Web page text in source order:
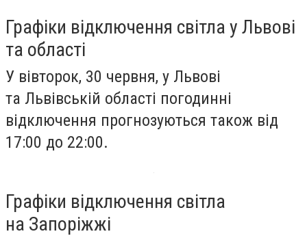
Графіки відключення світла у Львові
та області
У вівторок, 30 червня, у Львові
та Львівській області погодинні
відключення прогнозуються також від
17:00 до 22:00.
Графіки відключення світла
на Запоріжжі